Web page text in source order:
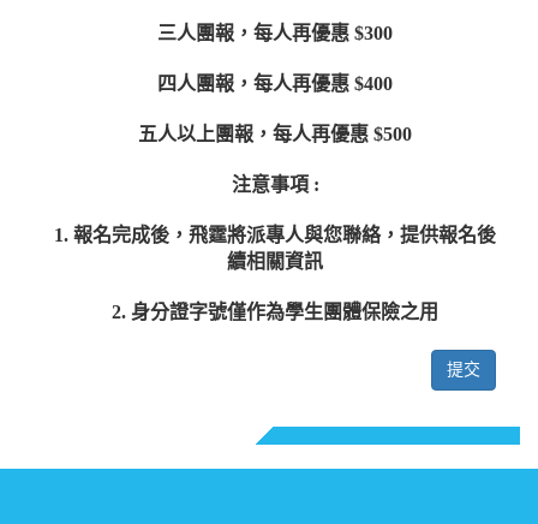
三人團報，每人再優惠 $300
四人團報，每人再優惠 $400
五人以上團報，每人再優惠 $500
注意事項 :
1. 報名完成後，飛霆將派專人與您聯絡，提供報名後
續相關資訊
2. 身分證字號僅作為學生團體保險之用
提交